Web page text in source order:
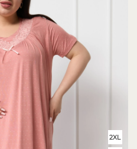
2XL